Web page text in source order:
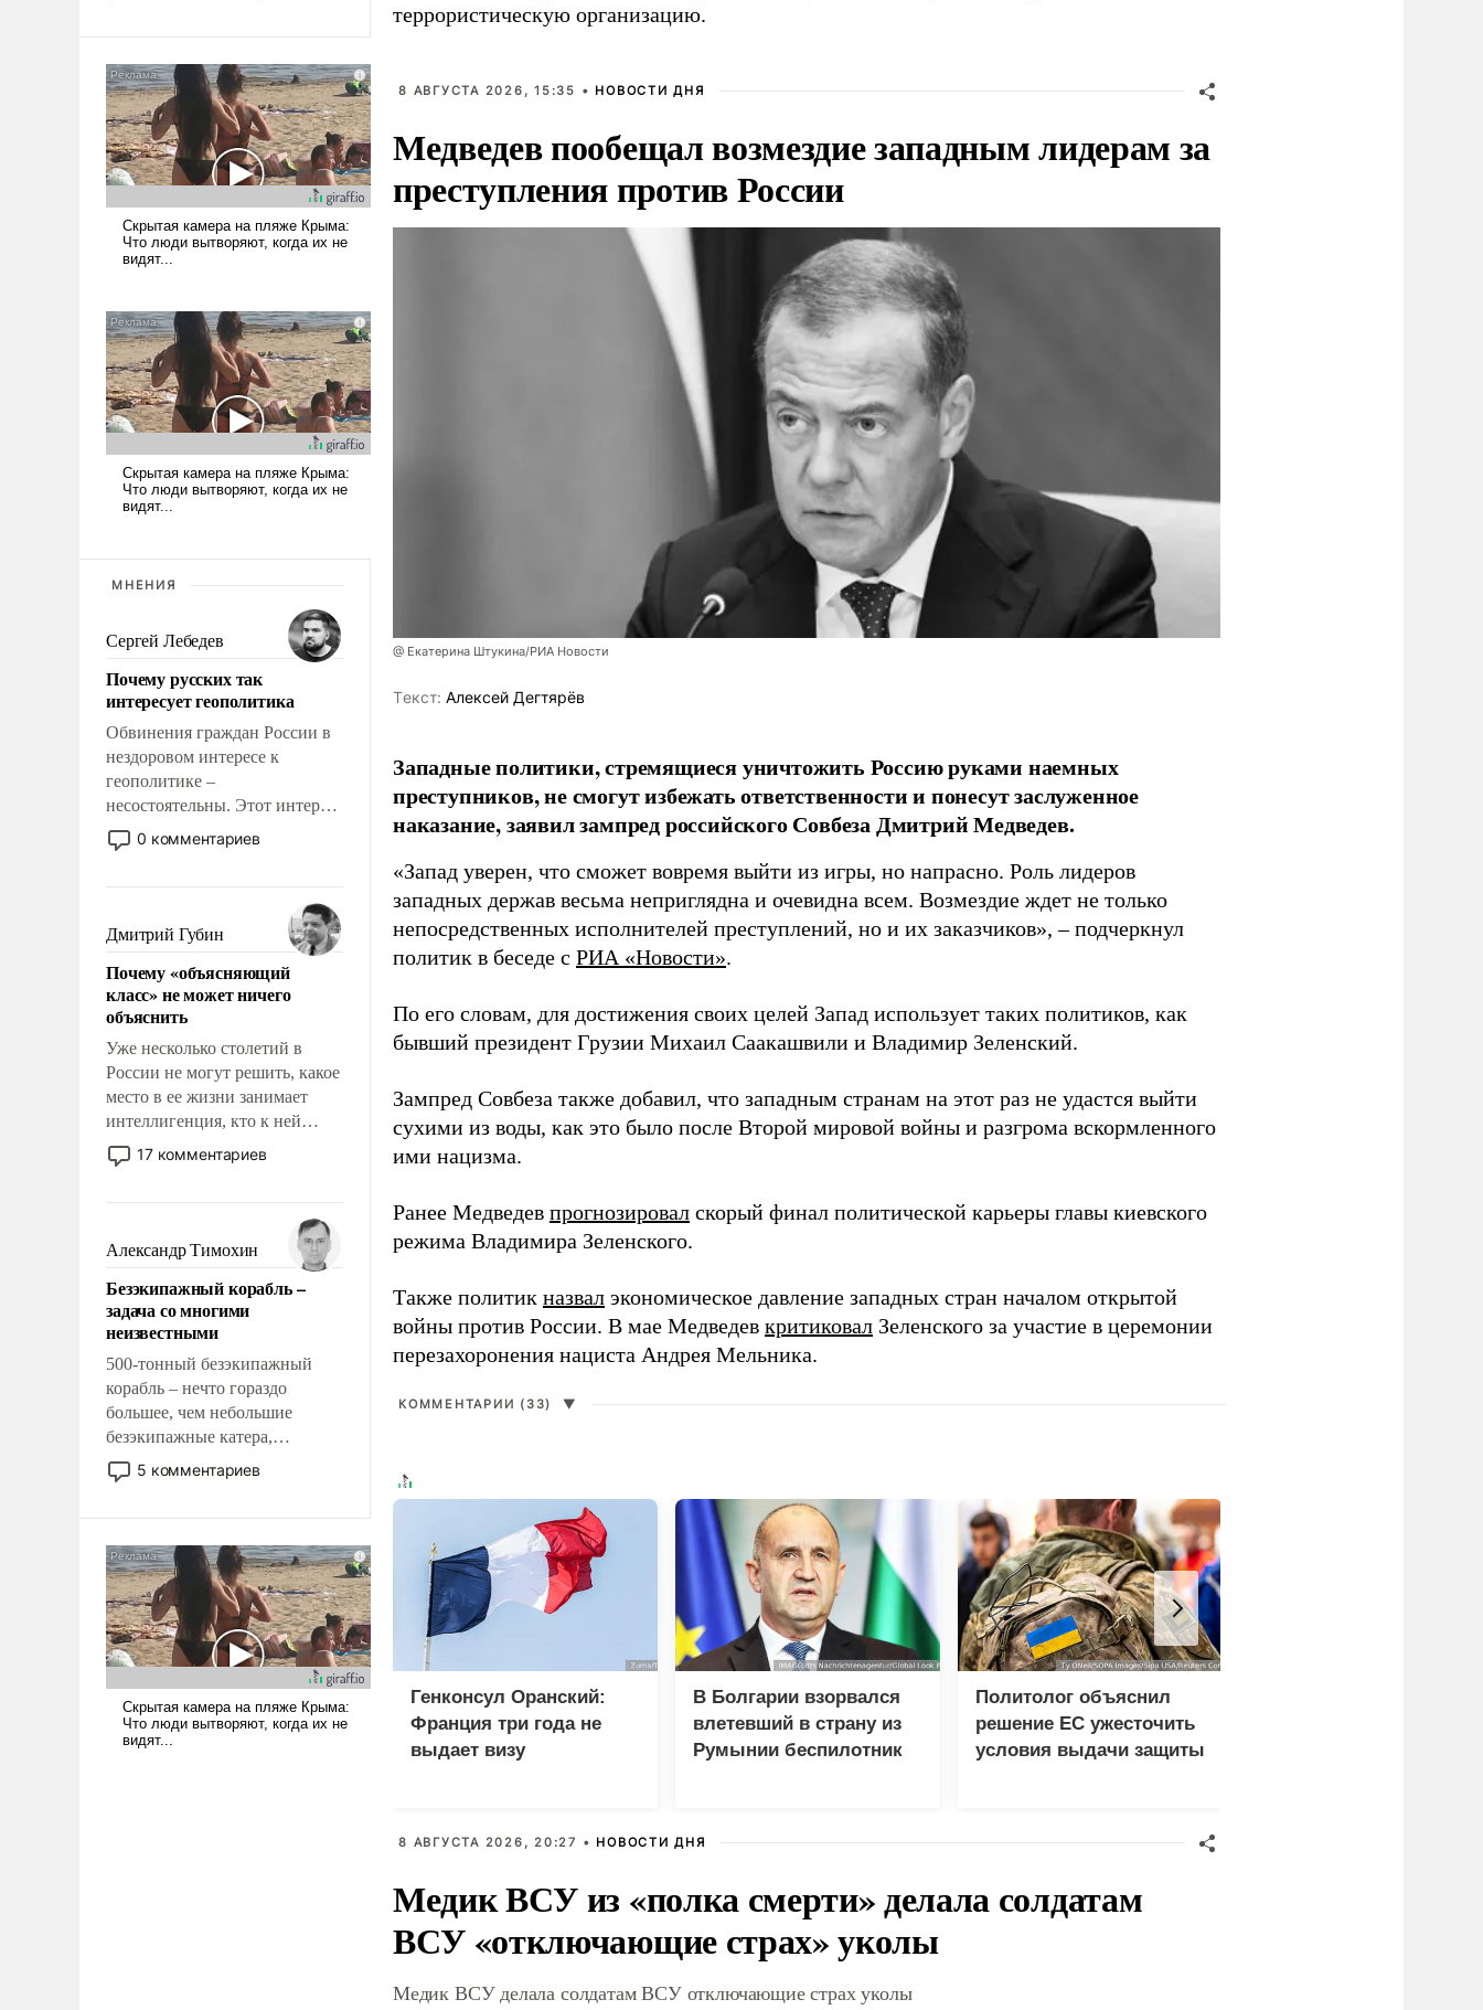
МНЕНИЯ
Сергей Лебедев
Почему русских так
интересует геополитика
Обвинения граждан России в
нездоровом интересе к
геополитике –
несостоятельны. Этот интерес
рационален и прагматичен. Он
обусловлен тысячелетним
фундаментальным знанием,
что мировая политика имеет
свойство заявляться на порог
нашего дома.
0 комментариев
Дмитрий Губин
Почему «объясняющий
класс» не может ничего
объяснить
Уже несколько столетий в
России не могут решить, какое
место в ее жизни занимает
интеллигенция, кто к ней
принадлежит, а кого из нее
исключили с правом
чем она отличается от просто
образованных людей. Иногда
казалось, что эти вопросы
решены раз и навсегда, но –
нет, не решены.
17 комментариев
Александр Тимохин
Безэкипажный корабль –
задача со многими
неизвестными
500-тонный безэкипажный
корабль – нечто гораздо
большее, чем небольшие
безэкипажные катера,
применение которых уже
стало обыденностью. Задача по
и ее реализация радикально
поднимет наши боевые
возможности.
5 комментариев
террористическую организацию.
8 АВГУСТА 2026, 15:35 • НОВОСТИ ДНЯ
Медведев пообещал возмездие западным лидерам за
преступления против России
@ Екатерина Штукина/РИА Новости
Tекст: Алексей Дегтярёв
Западные политики, стремящиеся уничтожить Россию руками наемных
преступников, не смогут избежать ответственности и понесут заслуженное
наказание, заявил зампред российского Совбеза Дмитрий Медведев.
«Запад уверен, что сможет вовремя выйти из игры, но напрасно. Роль лидеров
западных держав весьма неприглядна и очевидна всем. Возмездие ждет не только
непосредственных исполнителей преступлений, но и их заказчиков», – подчеркнул
политик в беседе с РИА «Новости».
По его словам, для достижения своих целей Запад использует таких политиков, как
бывший президент Грузии Михаил Саакашвили и Владимир Зеленский.
Зампред Совбеза также добавил, что западным странам на этот раз не удастся выйти
сухими из воды, как это было после Второй мировой войны и разгрома вскормленного
ими нацизма.
Ранее Медведев прогнозировал скорый финал политической карьеры главы киевского
режима Владимира Зеленского.
Также политик назвал экономическое давление западных стран началом открытой
войны против России. В мае Медведев критиковал Зеленского за участие в церемонии
перезахоронения нациста Андрея Мельника.
КОММЕНТАРИИ (33) ▼
Генконсул Оранский:
Франция три года не
выдает визу
В Болгарии взорвался
влетевший в страну из
Румынии беспилотник
Политолог объяснил
решение ЕС ужесточить
условия выдачи защиты
8 АВГУСТА 2026, 20:27 • НОВОСТИ ДНЯ
Медик ВСУ из «полка смерти» делала солдатам
ВСУ «отключающие страх» уколы
Медик ВСУ делала солдатам ВСУ отключающие страх уколы